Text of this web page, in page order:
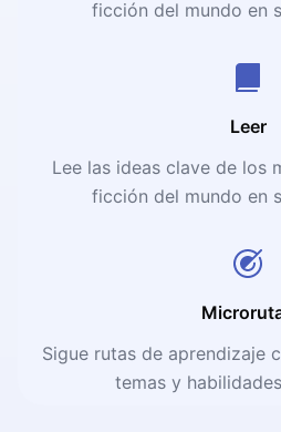
ficción del mundo en
Leer
Lee las ideas clave de los
ficción del mundo en
Sigue rutas de aprendizaje
temas y